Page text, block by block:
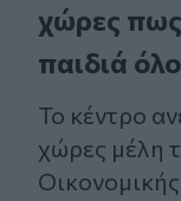
χώρες
παιδιά
Το κέντρο
χώρες μέλη